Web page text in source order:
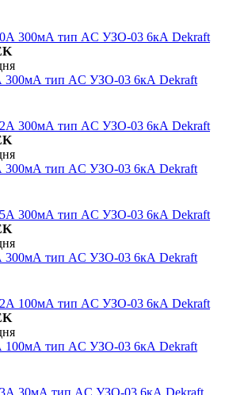
300мА тип AC УЗО-03 6кА Dekraft
300мА тип AC УЗО-03 6кА Dekraft
300мА тип AC УЗО-03 6кА Dekraft
100мА тип AC УЗО-03 6кА Dekraft